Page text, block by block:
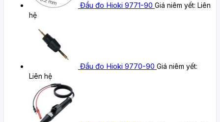
Đầu đo Hioki 9771-90 Giá niêm yết: Liên
hệ
Đầu đo Hioki 9770-90 Giá niêm yết:
Liên hệ